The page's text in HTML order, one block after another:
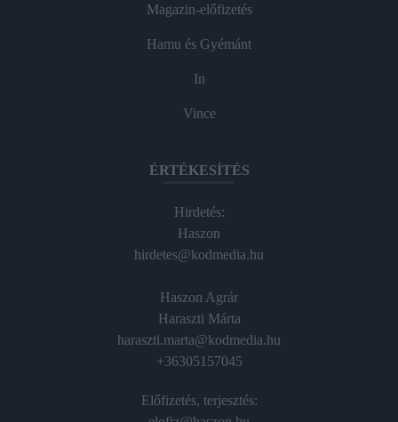
Magazin-előfizetés
Hamu és Gyémánt
In
Vince
ÉRTÉKESÍTÉS
Hirdetés:
Haszon
hirdetes@kodmedia.hu
Haszon Agrár
Haraszti Márta
haraszti.marta@kodmedia.hu
+36305157045
Előfizetés, terjesztés: